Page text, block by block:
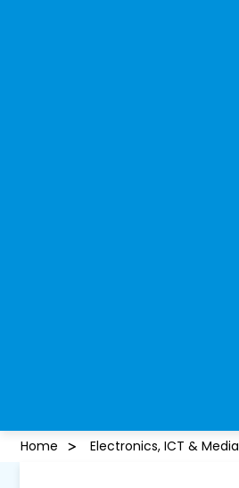
Home Electronics, ICT & Media